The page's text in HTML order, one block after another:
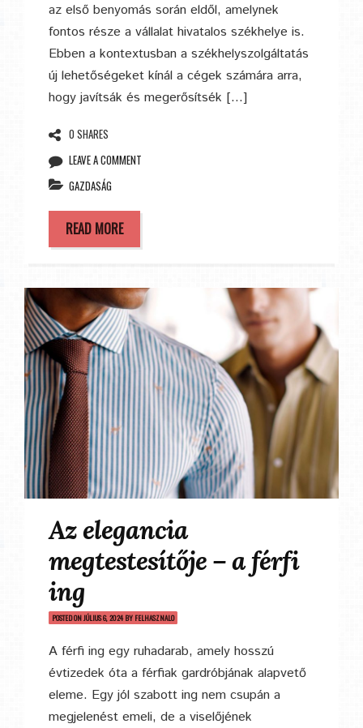
az első benyomás során eldől, amelynek
fontos része a vállalat hivatalos székhelye is.
Ebben a kontextusban a székhelyszolgáltatás
új lehetőségeket kínál a cégek számára arra,
hogy javítsák és megerősítsék […]
0 SHARES
LEAVE A COMMENT
GAZDASÁG
READ MORE
Az elegancia
megtestesítője – a férfi
ing
POSTED ONJÚLIUS 6, 2024BY FELHASZNALO
A férfi ing egy ruhadarab, amely hosszú
évtizedek óta a férfiak gardróbjának alapvető
eleme. Egy jól szabott ing nem csupán a
megjelenést emeli, de a viselőjének